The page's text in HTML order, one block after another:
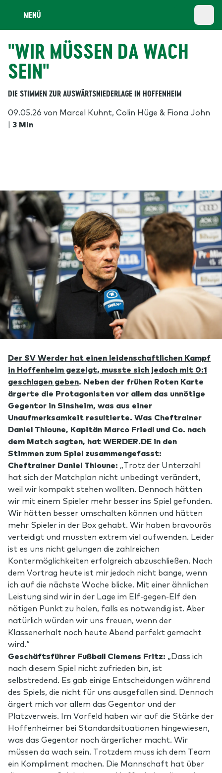
MENÜ
"WIR MÜSSEN DA WACH
SEIN"
DIE STIMMEN ZUR AUSWÄRTSNIEDERLAGE IN HOFFENHEIM
09.05.26 von Marcel Kuhnt, Colin Hüge & Fiona John
| 3 Min
Der SV Werder hat einen leidenschaftlichen Kampf
in Hoffenheim gezeigt, musste sich jedoch mit 0:1
geschlagen geben. Neben der frühen Roten Karte
ärgerte die Protagonisten vor allem das unnötige
Gegentor in Sinsheim, was aus einer
Unaufmerksamkeit resultierte. Was Cheftrainer
Daniel Thioune, Kapitän Marco Friedl und Co. nach
dem Match sagten, hat WERDER.DE in den
Stimmen zum Spiel zusammengefasst:
Cheftrainer Daniel Thioune: „Trotz der Unterzahl
hat sich der Matchplan nicht unbedingt verändert,
weil wir kompakt stehen wollten. Dennoch hätten
wir mit einem Spieler mehr besser ins Spiel gefunden.
Wir hätten besser umschalten können und hätten
mehr Spieler in der Box gehabt. Wir haben bravourös
verteidigt und mussten extrem viel aufwenden. Leider
ist es uns nicht gelungen die zahlreichen
Kontermöglichkeiten erfolgreich abzuschließen. Nach
dem Vortrag heute ist mir jedoch nicht bange, wenn
ich auf die nächste Woche blicke. Mit einer ähnlichen
Leistung sind wir in der Lage im Elf-gegen-Elf den
nötigen Punkt zu holen, falls es notwendig ist. Aber
natürlich würden wir uns freuen, wenn der
Klassenerhalt noch heute Abend perfekt gemacht
wird.“
Geschäftsführer Fußball Clemens Fritz: „Dass ich
nach diesem Spiel nicht zufrieden bin, ist
selbstredend. Es gab einige Entscheidungen während
des Spiels, die nicht für uns ausgefallen sind. Dennoch
ärgert mich vor allem das Gegentor und der
Platzverweis. Im Vorfeld haben wir auf die Stärke der
Hoffenheimer bei Standardsituationen hingewiesen,
was das Gegentor noch ärgerlicher macht. Wir
müssen da wach sein. Trotzdem muss ich dem Team
ein Kompliment machen. Die Mannschaft hat über